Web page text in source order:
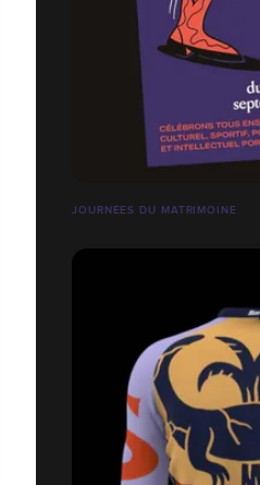
JOURNÉES DU MATRIMOINE